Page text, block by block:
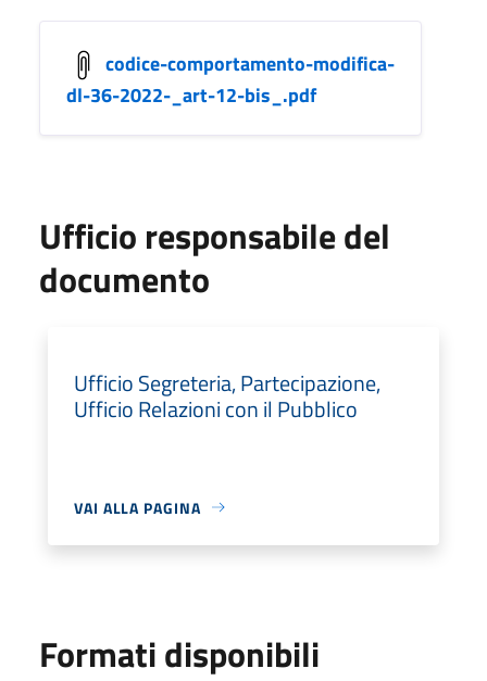
codice-comportamento-modifica-
dl-36-2022-_art-12-bis_.pdf
Ufficio responsabile del
documento
Ufficio Segreteria, Partecipazione,
Ufficio Relazioni con il Pubblico
VAI ALLA PAGINA
Formati disponibili